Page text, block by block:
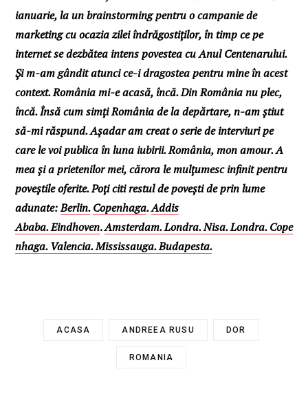
ianuarie, la un brainstorming pentru o campanie de
marketing cu ocazia zilei îndrăgostiților, în timp ce pe
internet se dezbătea intens povestea cu Anul Centenarului.
Și m-am gândit atunci ce-i dragostea pentru mine în acest
context. România mi-e acasă, încă. Din România nu plec,
încă. Însă cum simți România de la depărtare, n-am știut
să-mi răspund. Așadar am creat o serie de interviuri pe
care le voi publica în luna iubirii. România, mon amour. A
mea și a prietenilor mei, cărora le mulțumesc infinit pentru
poveștile oferite. Poți citi restul de povești de prin lume
adunate:Berlin. Copenhaga.Addis
Ababa.Eindhoven.Amsterdam.Londra.Nisa.Londra.Cope
nhaga.Valencia.Mississauga.Budapesta.
ACASA ANDREEA RUSU DOR
ROMANIA